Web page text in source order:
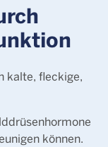
kalte, fleckige,
können.